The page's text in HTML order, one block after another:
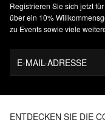
Registrieren Sie sich jetzt
über ein 10%
zu Events sowie viele
E-MAIL-ADRESSE
ENTDECKEN SIE DIE